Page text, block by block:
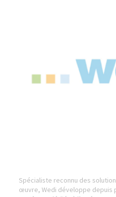
Spécialiste reconnu des
œuvre, Wedi développe depuis